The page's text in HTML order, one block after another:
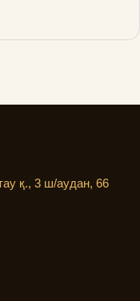
қ., 3 ш/аудан, 66